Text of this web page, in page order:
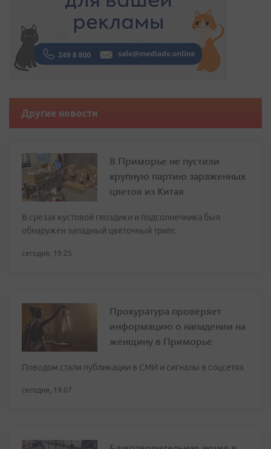
Другие новости
В Приморье не пустили
крупную партию зараженных
цветов из Китая
В срезах кустовой гвоздики и подсолнечника был
обнаружен западный цветочный трипс
сегодня, 19:25
Прокуратура проверяет
информацию о нападении на
женщину в Приморье
Поводом стали публикации в СМИ и сигналы в соцсетях
сегодня, 19:07